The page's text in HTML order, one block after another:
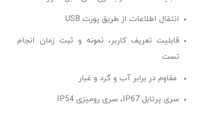
انتقال اطلاعات از طریق پورت USB
قابلیت تعریف کاربر، نمونه و ثبت زمان انجام
تست
مقاوم در برابر آب و گرد و غبار
سری پرتابل IP67، سری رومیزی IP54